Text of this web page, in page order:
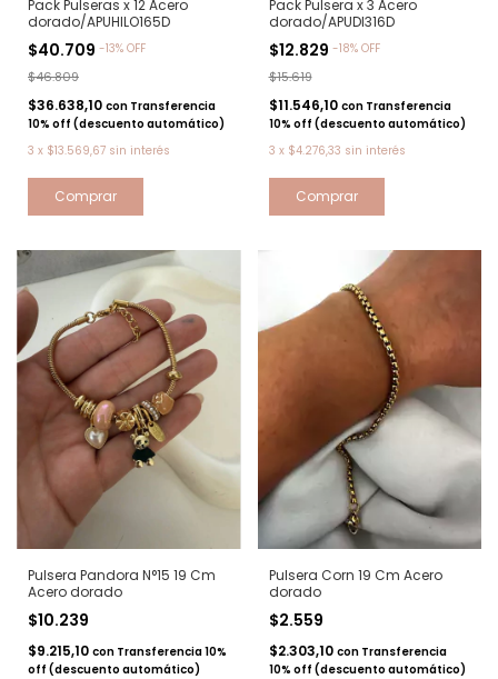
Pack Pulseras x 12 Acero
dorado/APUHILO165D
$40.709 -13% OFF
$46.809
$36.638,10 con Transferencia
10% off (descuento automático)
3 x $13.569,67 sin interés
Pack Pulsera x 3 Acero
dorado/APUDI316D
$12.829 -18% OFF
$15.619
$11.546,10 con Transferencia
10% off (descuento automático)
3 x $4.276,33 sin interés
Pulsera Pandora N°15 19 Cm
Acero dorado
$10.239
$9.215,10 con Transferencia 10%
off (descuento automático)
Pulsera Corn 19 Cm Acero
dorado
$2.559
$2.303,10 con Transferencia
10% off (descuento automático)